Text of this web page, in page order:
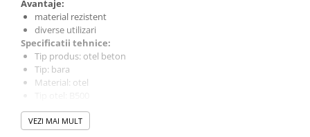
Plasă de gard sudată zincată
Plasă de gard împletită zincată
Plasă gard
Plasă împletită
Plasă de armare
Plasă din fibră de sticlă
Plasă sudată
Avantaje:
material rezistent
diverse utilizari
Specificatii tehnice:
Tip produs: otel beton
Tip: bara
Material: otel
Utilizare: constructii
Lungime: 12 m
VEZI MAI MULT